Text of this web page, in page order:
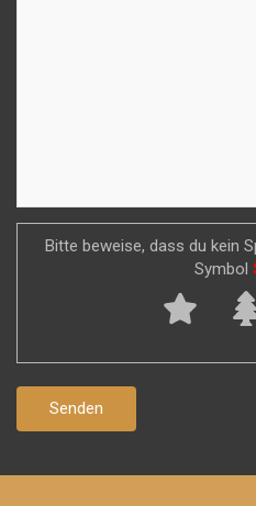
Bitte beweise, dass du kein
Symbol